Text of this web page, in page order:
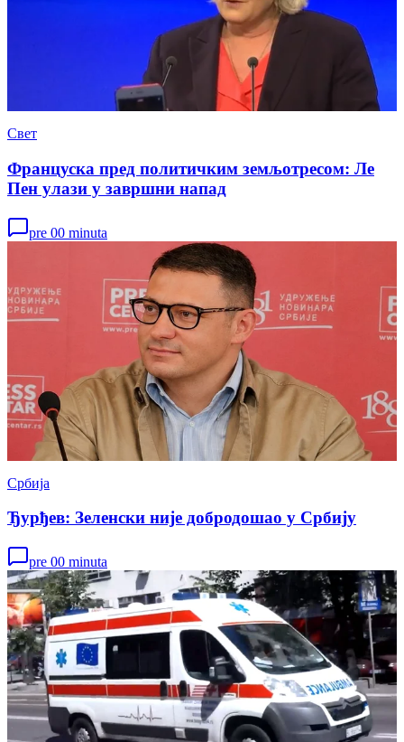
Свет
Француска пред политичким земљотресом: Ле
Пен улази у завршни напад
pre 00 minuta
Србија
Ђурђев: Зеленски није добродошао у Србију
pre 00 minuta